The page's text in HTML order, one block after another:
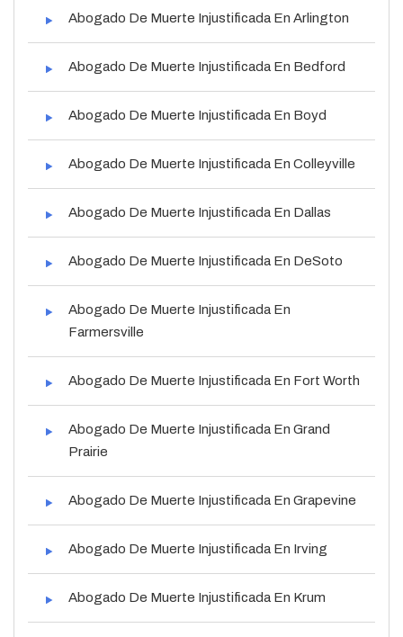
Abogado De Muerte Injustificada En Arlington
Abogado De Muerte Injustificada En Bedford
Abogado De Muerte Injustificada En Boyd
Abogado De Muerte Injustificada En Colleyville
Abogado De Muerte Injustificada En Dallas
Abogado De Muerte Injustificada En DeSoto
Abogado De Muerte Injustificada En
Farmersville
Abogado De Muerte Injustificada En Fort Worth
Abogado De Muerte Injustificada En Grand
Prairie
Abogado De Muerte Injustificada En Grapevine
Abogado De Muerte Injustificada En Irving
Abogado De Muerte Injustificada En Krum